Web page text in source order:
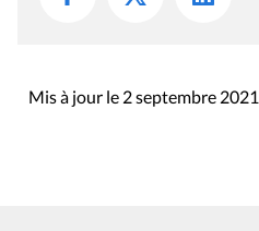
Mis à jour le 2 septembre 2021